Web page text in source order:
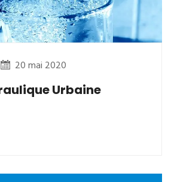
20 mai 2020
Urbaine